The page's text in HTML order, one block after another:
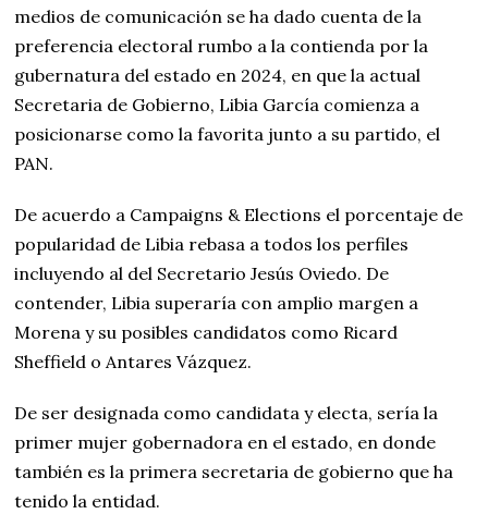
medios de comunicación se ha dado cuenta de la
preferencia electoral rumbo a la contienda por la
gubernatura del estado en 2024, en que la actual
Secretaria de Gobierno, Libia García comienza a
posicionarse como la favorita junto a su partido, el
PAN.
De acuerdo a Campaigns & Elections el porcentaje de
popularidad de Libia rebasa a todos los perfiles
incluyendo al del Secretario Jesús Oviedo. De
contender, Libia superaría con amplio margen a
Morena y su posibles candidatos como Ricard
Sheffield o Antares Vázquez.
De ser designada como candidata y electa, sería la
primer mujer gobernadora en el estado, en donde
también es la primera secretaria de gobierno que ha
tenido la entidad.